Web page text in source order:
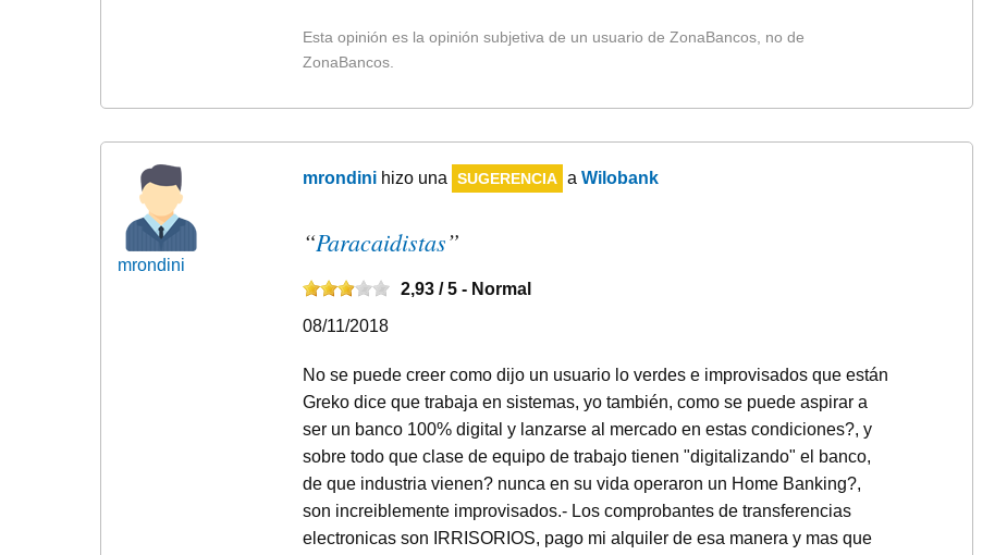
Esta opinión es la opinión subjetiva de un usuario de ZonaBancos, no de
ZonaBancos.
mrondini
mrondinihizo una SUGERENCIA a Wilobank
“Paracaidistas”
2,93/ 5 - Normal
08/11/2018
No se puede creer como dijo un usuario lo verdes e improvisados que están
Greko dice que trabaja en sistemas, yo también, como se puede aspirar a
ser un banco 100% digital y lanzarse al mercado en estas condiciones?, y
sobre todo que clase de equipo de trabajo tienen "digitalizando" el banco,
de que industria vienen? nunca en su vida operaron un Home Banking?,
son increiblemente improvisados.- Los comprobantes de transferencias
electronicas son IRRISORIOS, pago mi alquiler de esa manera y mas que